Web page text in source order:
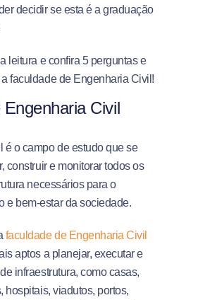
decidir se esta é a graduação
leitura e confira 5 perguntas e
faculdade de Engenharia Civil!
Civil
é o campo de estudo que se
construir e monitorar todos os
necessários para o
e bem-estar da sociedade.
faculdade de Engenharia Civil
aptos a planejar, executar e
infraestrutura, como casas,
hospitais, viadutos, portos,